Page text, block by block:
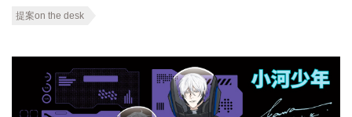
提案on the desk